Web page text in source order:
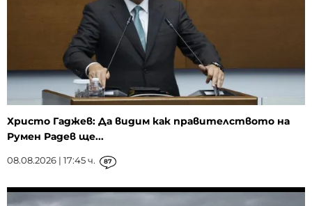
Христо Гаджев: Да видим как правителството на
Румен Радев ще...
08.08.2026 | 17:45 ч. 87